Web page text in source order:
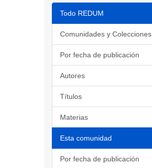
Todo REDUM
Comunidades y Colecciones
Por fecha de publicación
Autores
Títulos
Materias
Esta comunidad
Por fecha de publicación